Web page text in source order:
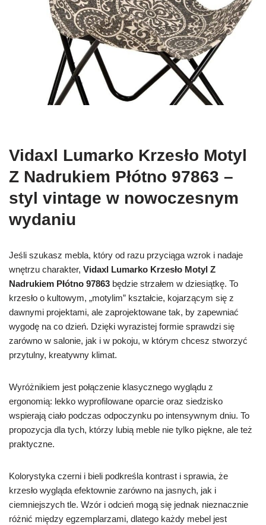
Vidaxl Lumarko Krzesło Motyl
Z Nadrukiem Płótno 97863 –
styl vintage w nowoczesnym
wydaniu
Jeśli szukasz mebla, który od razu przyciąga wzrok i nadaje
wnętrzu charakter, Vidaxl Lumarko Krzesło Motyl Z
Nadrukiem Płótno 97863 będzie strzałem w dziesiątkę. To
krzesło o kultowym, „motylim” kształcie, kojarzącym się z
dawnymi projektami, ale zaprojektowane tak, by zapewniać
wygodę na co dzień. Dzięki wyrazistej formie sprawdzi się
zarówno w salonie, jak i w pokoju, w którym chcesz stworzyć
przytulny, kreatywny klimat.
Wyróżnikiem jest połączenie klasycznego wyglądu z
ergonomią: lekko wyprofilowane oparcie oraz siedzisko
wspierają ciało podczas odpoczynku po intensywnym dniu. To
propozycja dla tych, którzy lubią meble nie tylko piękne, ale też
praktyczne.
Kolorystyka czerni i bieli podkreśla kontrast i sprawia, że
krzesło wygląda efektownie zarówno na jasnych, jak i
ciemniejszych tle. Wzór i odcień mogą się jednak nieznacznie
różnić między egzemplarzami, dlatego każdy mebel jest